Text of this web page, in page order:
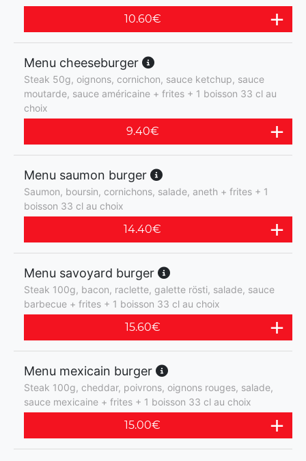
10.60€
Menu cheeseburger
Steak 50g, oignons, cornichon, sauce ketchup, sauce
moutarde, sauce américaine + frites + 1 boisson 33 cl au
choix
9.40€
Menu saumon burger
Saumon, boursin, cornichons, salade, aneth + frites + 1
boisson 33 cl au choix
14.40€
Menu savoyard burger
Steak 100g, bacon, raclette, galette rösti, salade, sauce
barbecue + frites + 1 boisson 33 cl au choix
15.60€
Menu mexicain burger
Steak 100g, cheddar, poivrons, oignons rouges, salade,
sauce mexicaine + frites + 1 boisson 33 cl au choix
15.00€